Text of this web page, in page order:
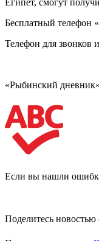
Бесплатный телефон
Телефон для звонков
«Рыбинский дневник»
Если вы нашли
Поделитесь новостью